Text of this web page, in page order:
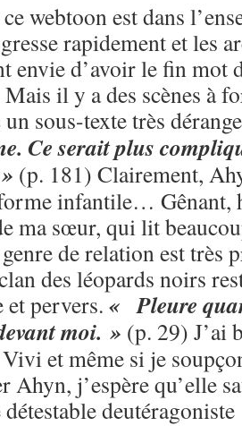
webtoon est dans
rapidement et les
envie d’avoir le fin mot
il y a des scènes à
un sous-texte très
Ce serait plus
(p. 181) Clairement,
infantile… Gênant,
ma sœur, qui lit
de relation est très
des léopards noirs
pervers. « Pleure
moi. » (p. 29) J’ai
et même si je
Ahyn, j’espère qu’elle
détestable